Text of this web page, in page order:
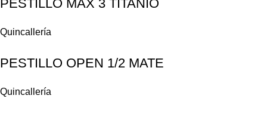
PESTILLO MAX 3 TITANIO
Quincallería
PESTILLO OPEN 1/2 MATE
Quincallería